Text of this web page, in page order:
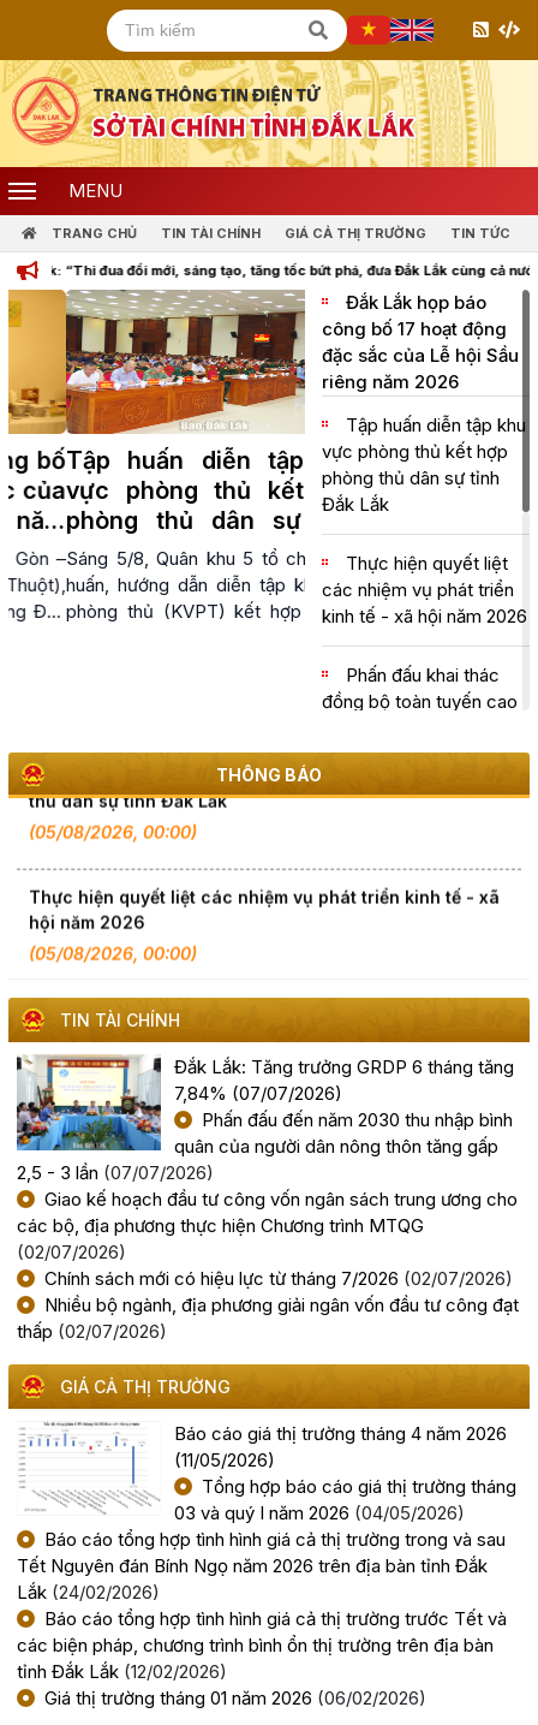
MENU
TRANG CHỦ TIN TÀI CHÍNH GIÁ CẢ THỊ TRƯỜNG TIN TỨC
đổi mới, sáng tạo, tăng tốc bứt phá, đưa Đắk Lắk cùng cả nước bước vào kỷ
Tập huấn diễn tập khu
vực phòng thủ kết hợp
phòng thủ dân sự tỉnh
Đắk Lắk
Sáng 5/8, Quân khu 5 tổ chức tập
huấn, hướng dẫn diễn tập khu vực
phòng thủ (KVPT) kết hợp phòng
Đắk Lắk họp báo
công bố 17 hoạt động
đặc sắc của Lễ hội Sầu
riêng năm 2026
Tập huấn diễn tập khu
vực phòng thủ kết hợp
phòng thủ dân sự tỉnh
Đắk Lắk
Thực hiện quyết liệt
các nhiệm vụ phát triển
kinh tế - xã hội năm 2026
Phấn đấu khai thác
đồng bộ toàn tuyến cao
Ma Thuột trong năm
2026
Đỗ Hữu Huy: Quyết liệt
đẩy nhanh tiến độ giải
Thông cáo báo chí
6 tháng đầu năm 2026
THÔNG BÁO
Đắk Lắk họp báo công bố 17 hoạt động đặc sắc của Lễ
Tập huấn diễn tập khu vực phòng thủ kết hợp phòng
thủ dân sự tỉnh Đắk Lắk
(05/08/2026, 00:00)
Thực hiện quyết liệt các nhiệm vụ phát triển kinh tế - xã
hội năm 2026
(05/08/2026, 00:00)
Hòa - Buôn Ma Thuột trong năm 2026
(05/08/2026, 00:00)
Công khai kết quả giải ngân vốn đầu tư công đến hết
tháng 7 năm 2026
(04/08/2026, 00:00)
Chủ tịch UBND tỉnh Đỗ Hữu Huy: Quyết liệt đẩy nhanh
tiến độ giải ngân đầu tư công theo nguyên tắc "6 rõ
(04/08/2026, 00:00)
kết hợp diễn tập phòng thủ dân sự tỉnh năm 2026
(02/08/2026, 00:00)
Khai mạc Hội nghị Ngoại giao lần thứ 33
(02/08/2026, 00:00)
Giới thiệu thông tin về 17 khu đất đấu giá quyền sử dụng
đất trên địa bàn tỉnh Đắk Lắk
(28/07/2026, 00:00)
Thông báo về việc tiếp nhận hồ sơ đề nghị chấp thuận
TIN TÀI CHÍNH
Đắk Lắk: Tăng trưởng GRDP 6 tháng tăng
7,84% (07/07/2026)
Phấn đấu đến năm 2030 thu nhập bình
quân của người dân nông thôn tăng gấp
2,5 - 3 lần (07/07/2026)
Giao kế hoạch đầu tư công vốn ngân sách trung ương cho
các bộ, địa phương thực hiện Chương trình MTQG
(02/07/2026)
Chính sách mới có hiệu lực từ tháng 7/2026 (02/07/2026)
Nhiều bộ ngành, địa phương giải ngân vốn đầu tư công đạt
thấp (02/07/2026)
GIÁ CẢ THỊ TRƯỜNG
Báo cáo giá thị trường tháng 4 năm 2026
(11/05/2026)
Tổng hợp báo cáo giá thị trường tháng
03 và quý I năm 2026 (04/05/2026)
Báo cáo tổng hợp tình hình giá cả thị trường trong và sau
Tết Nguyên đán Bính Ngọ năm 2026 trên địa bàn tỉnh Đắk
Lắk (24/02/2026)
Báo cáo tổng hợp tình hình giá cả thị trường trước Tết và
các biện pháp, chương trình bình ổn thị trường trên địa bàn
tỉnh Đắk Lắk (12/02/2026)
Giá thị trường tháng 01 năm 2026 (06/02/2026)